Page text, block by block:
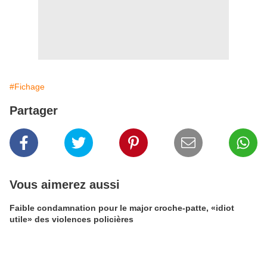
#Fichage
Partager
Vous aimerez aussi
Faible condamnation pour le major croche-patte, «idiot
utile» des violences policières